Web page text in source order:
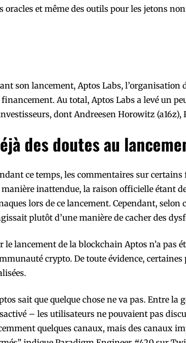
oracles et même des outils pour les jetons
son lancement, Aptos Labs, l’organisation
financement. Au total, Aptos Labs a levé un
dont Andreesen Horowitz
des doutes au
ce temps, les commentaires sur
manière inattendue, la raison officielle étant
lors de ce lancement. Cependant,
plutôt d’une manière de cacher des
le lancement de la blockchain Aptos n’a pas
crypto. De toute évidence,
sait que quelque chose ne va pas. Entre la
– les utilisateurs ne pouvaient pas
quelques canaux, mais des canaux